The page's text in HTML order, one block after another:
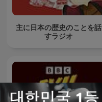
主に日本の歴史のことを話
すラジオ